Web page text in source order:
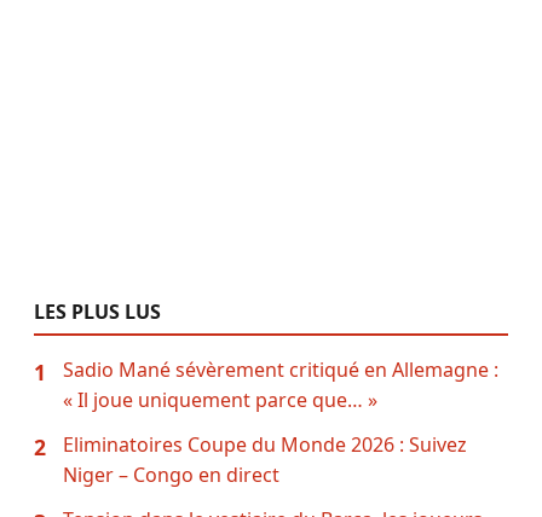
LES PLUS LUS
1
Sadio Mané sévèrement critiqué en Allemagne :
« Il joue uniquement parce que… »
2
Eliminatoires Coupe du Monde 2026 : Suivez
Niger – Congo en direct